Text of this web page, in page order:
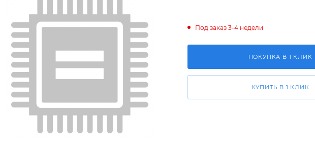
Под заказ 3-4 недели
ПОКУПКА В 1 КЛИК
КУПИТЬ В 1 КЛИК